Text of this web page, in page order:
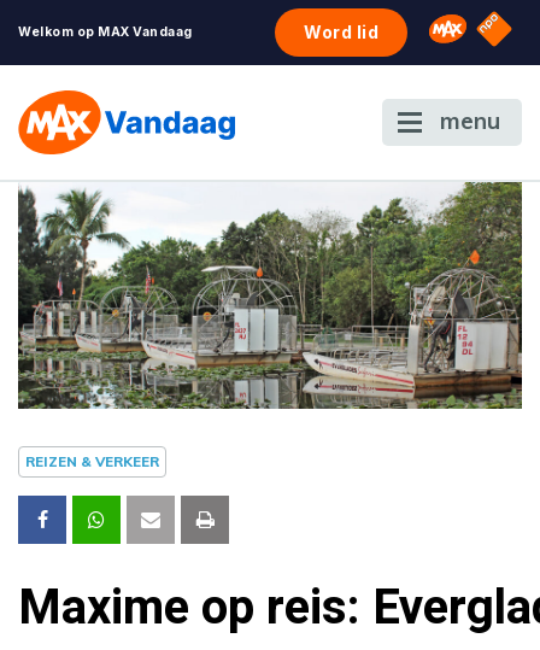
Welkom op MAX Vandaag Word lid Omroep
NPO
menu
REIZEN & VERKEER
Maxime op reis: